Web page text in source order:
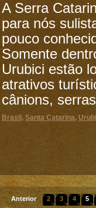
A Serra
para nós
pouco
Somente
Urubici estão
atrativos
cânions,
Brasil , Santa Catarina,
Anterior 2 3 4 5